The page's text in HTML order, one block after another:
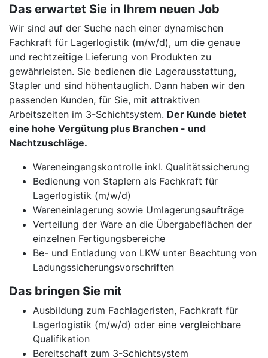
Das erwartet Sie in Ihrem neuen Job
Wir sind auf der Suche nach einer dynamischen
Fachkraft für Lagerlogistik (m/w/d), um die genaue
und rechtzeitige Lieferung von Produkten zu
gewährleisten. Sie bedienen die Lagerausstattung,
Stapler und sind höhentauglich. Dann haben wir den
passenden Kunden, für Sie, mit attraktiven
Arbeitszeiten im 3-Schichtsystem. Der Kunde bietet
eine hohe Vergütung plus Branchen - und
Nachtzuschläge.
Wareneingangskontrolle inkl. Qualitätssicherung
Bedienung von Staplern als Fachkraft für
Lagerlogistik (m/w/d)
Wareneinlagerung sowie Umlagerungsaufträge
Verteilung der Ware an die Übergabeflächen der
einzelnen Fertigungsbereiche
Be- und Entladung von LKW unter Beachtung von
Ladungssicherungsvorschriften
Das bringen Sie mit
Ausbildung zum Fachlageristen, Fachkraft für
Lagerlogistik (m/w/d) oder eine vergleichbare
Qualifikation
Bereitschaft zum 3-Schichtsystem